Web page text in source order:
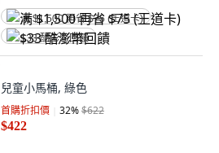
满 $1,500 再省 $75 (王道卡)
$33 酷澎幣回饋
兒童小馬桶, 綠色
首購折扣價 32%$622
$422